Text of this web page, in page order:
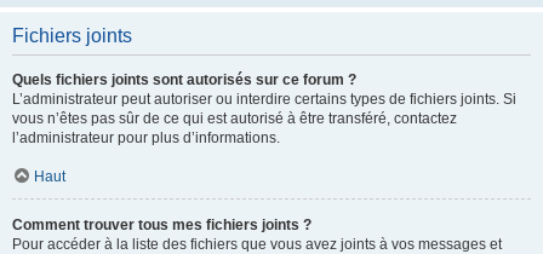
Fichiers joints
Quels fichiers joints sont autorisés sur ce forum ?
L’administrateur peut autoriser ou interdire certains types de fichiers joints. Si
vous n’êtes pas sûr de ce qui est autorisé à être transféré, contactez
l’administrateur pour plus d’informations.
Haut
Comment trouver tous mes fichiers joints ?
Pour accéder à la liste des fichiers que vous avez joints à vos messages et